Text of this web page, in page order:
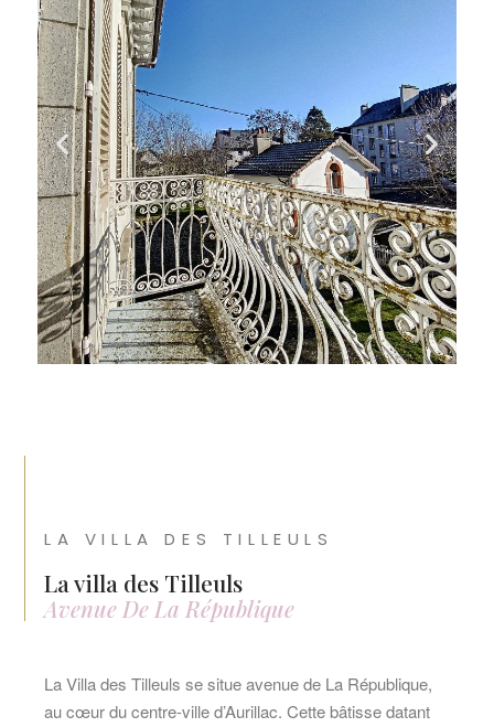
LA VILLA DES TILLEULS
La villa des Tilleuls
Avenue De La République
La Villa des Tilleuls se situe avenue de La République,
au cœur du centre-ville d’Aurillac. Cette bâtisse datant